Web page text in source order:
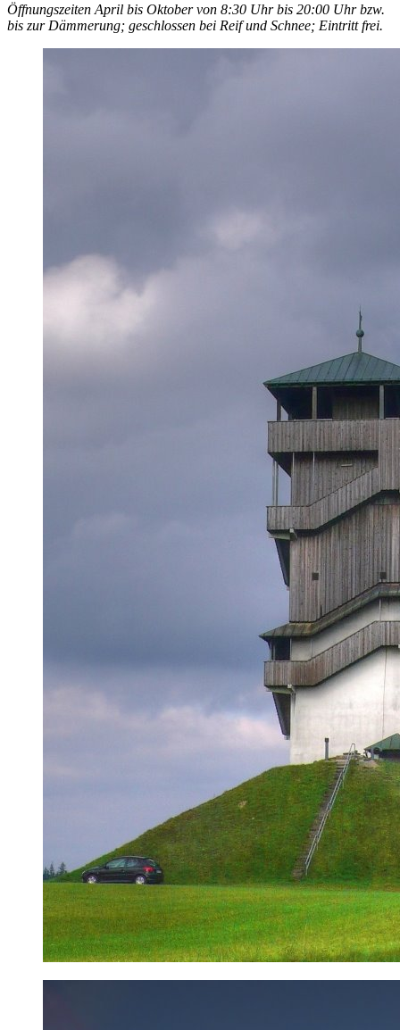
Öffnungszeiten April bis Oktober von 8:30 Uhr bis 20:00 Uhr bzw.
bis zur Dämmerung; geschlossen bei Reif und Schnee; Eintritt frei.